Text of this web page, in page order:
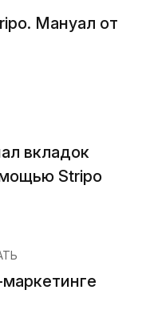
Мануал от
вкладок
Stripo